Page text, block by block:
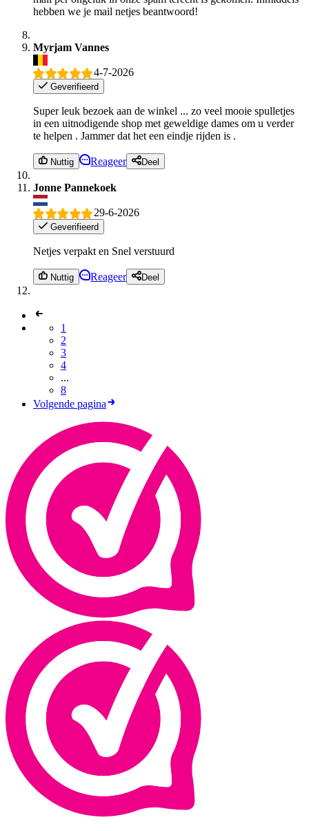
hebben we je mail netjes beantwoord!
Myrjam Vannes
4-7-2026
Geverifieerd
Super leuk bezoek aan de winkel ... zo veel mooie spulletjes
in een uitnodigende shop met geweldige dames om u verder
te helpen . Jammer dat het een eindje rijden is .
Nuttig Reageer Deel
Jonne Pannekoek
29-6-2026
Geverifieerd
Netjes verpakt en Snel verstuurd
Nuttig Reageer Deel
1
2
3
4
...
8
Volgende pagina